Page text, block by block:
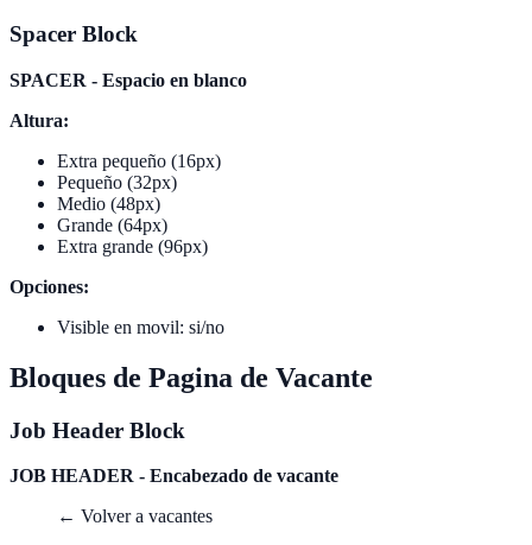
Spacer Block
SPACER - Espacio en blanco
Altura:
Extra pequeño (16px)
Pequeño (32px)
Medio (48px)
Grande (64px)
Extra grande (96px)
Opciones:
Visible en movil: si/no
Bloques de Pagina de Vacante
Job Header Block
JOB HEADER - Encabezado de vacante
← Volver a vacantes